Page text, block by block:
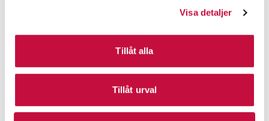
Visa detaljer
Tillåt alla
Tillåt urval